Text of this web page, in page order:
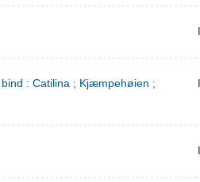
: Catilina ; Kjæmpehøien ;